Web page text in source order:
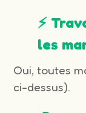
⚡
les
Oui, toutes
ci-dessus).